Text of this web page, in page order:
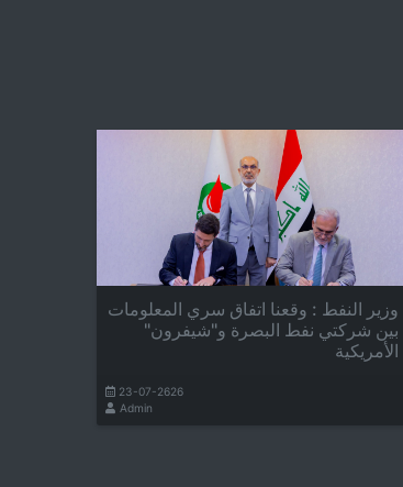
وزير النفط : وقعنا اتفاق سري المعلومات
بين شركتي نفط البصرة و"شيفرون"
الأمريكية
23-07-2626
Admin